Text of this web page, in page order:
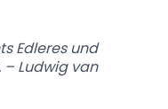
Edleres und
– Ludwig van